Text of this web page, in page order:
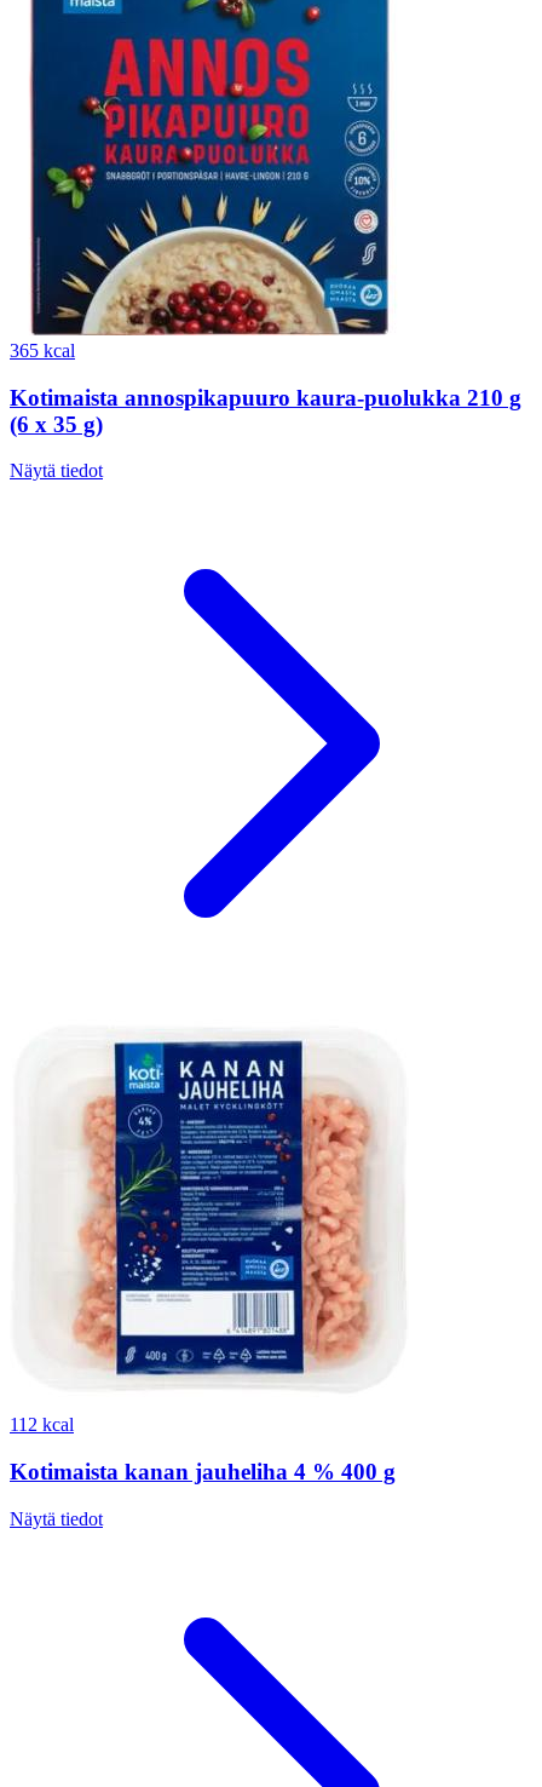
365 kcal
Kotimaista annospikapuuro kaura-puolukka 210 g
(6 x 35 g)
Näytä tiedot
112 kcal
Kotimaista kanan jauheliha 4 % 400 g
Näytä tiedot